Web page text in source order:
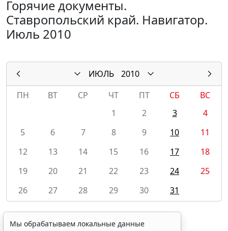
Горячие документы.
Ставропольский край. Навигатор.
Июль 2010
ИЮЛЬ
2010
ПН
ВТ СР ЧТ ПТ СБ
ВС
1
2 3
4
5
6 7 8 9 10
11
12
13 14 15 16 17
18
19
20 21 22 23 24
25
26
27 28 29 30 31
Мы обрабатываем локальные данные